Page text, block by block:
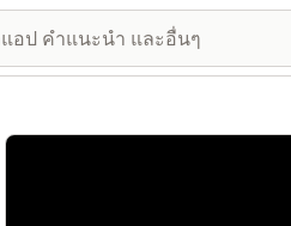
แกลเลอรีรูปภาพที่แสดง